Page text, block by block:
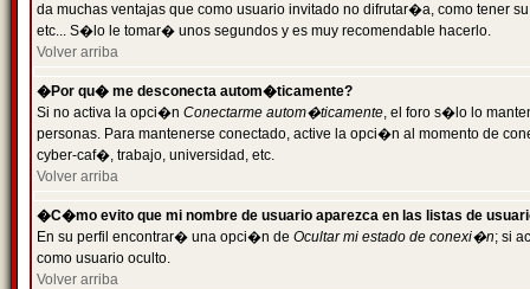
da muchas ventajas que como usuario invitado no difrutar�a, como tener
etc... S�lo le tomar� unos segundos y es muy recomendable hacerlo.
Volver arriba
�Por qu� me desconecta autom�ticamente?
Si no activa la opci�n Conectarme autom�ticamente, el foro s�lo lo
personas. Para mantenerse conectado, active la opci�n al momento de
cyber-caf�, trabajo, universidad, etc.
Volver arriba
�C�mo evito que mi nombre de usuario aparezca en las listas de
En su perfil encontrar� una opci�n de Ocultar mi estado de conexi�n; si
como usuario oculto.
Volver arriba